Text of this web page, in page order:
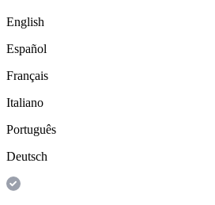
English
Español
Français
Italiano
Português
Deutsch